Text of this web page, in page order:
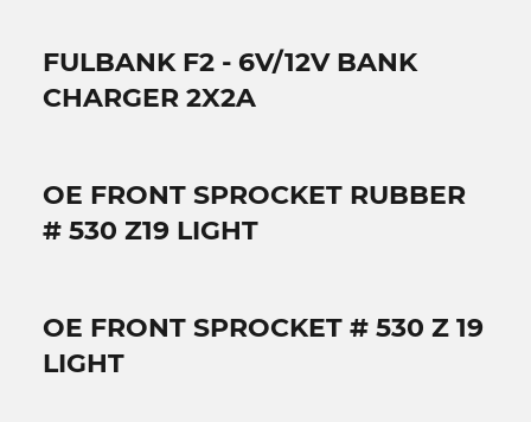
FULBANK F2 - 6V/12V BANK
CHARGER 2X2A
OE FRONT SPROCKET RUBBER
# 530 Z19 LIGHT
OE FRONT SPROCKET # 530 Z 19
LIGHT